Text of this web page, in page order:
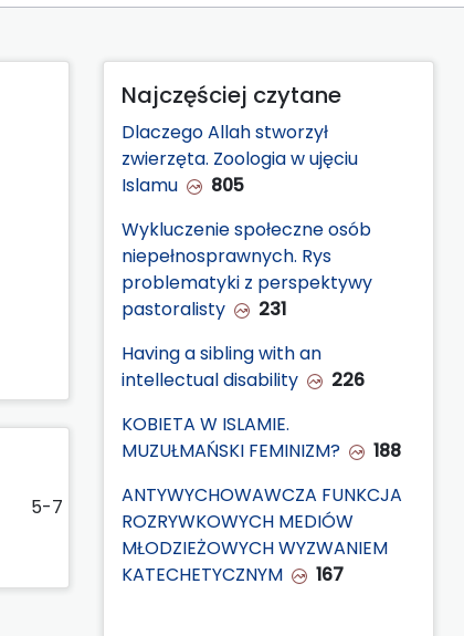
5-7
Najczęściej czytane
Dlaczego Allah stworzył
zwierzęta. Zoologia w ujęciu
Islamu
805
Wykluczenie społeczne osób
niepełnosprawnych. Rys
problematyki z perspektywy
pastoralisty
231
Having a sibling with an
intellectual disability
226
KOBIETA W ISLAMIE.
MUZUŁMAŃSKI FEMINIZM?
188
ANTYWYCHOWAWCZA FUNKCJA
ROZRYWKOWYCH MEDIÓW
MŁODZIEŻOWYCH WYZWANIEM
KATECHETYCZNYM
167